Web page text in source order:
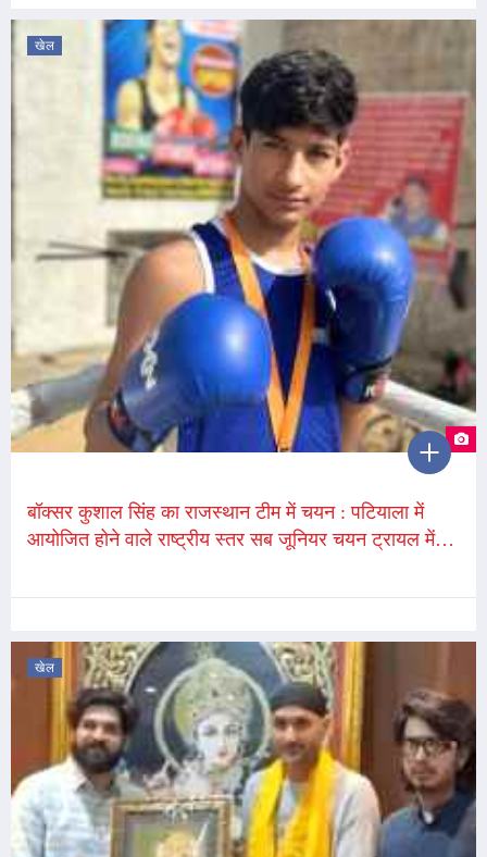
खेल
बॉक्सर कुशाल सिंह का राजस्थान टीम में चयन : पटियाला में
आयोजित होने वाले राष्ट्रीय स्तर सब जूनियर चयन ट्रायल में
खेल